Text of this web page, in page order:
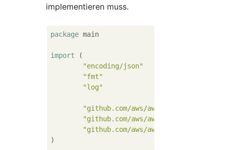
implementieren muss.
package main
import (
"encoding/json"
"fmt"
"log"
"github.com/aws/aws-sdk-go/aws"
"github.com/aws/aws-sdk-go/aws/
"github.com/aws/aws-sdk-go/service/
)